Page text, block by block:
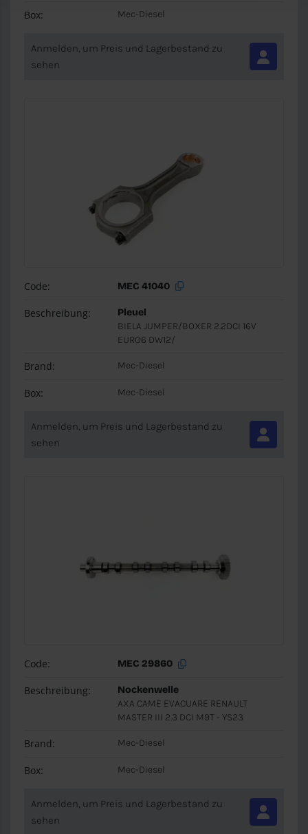
Box: Mec-Diesel
Anmelden, um Preis und Lagerbestand zu
sehen
Code: MEC 41040
Beschreibung:
Pleuel
BIELA JUMPER/BOXER 2.2DCI 16V
EURO6 DW12/
Brand: Mec-Diesel
Box: Mec-Diesel
Anmelden, um Preis und Lagerbestand zu
sehen
Code: MEC 29860
Beschreibung:
Nockenwelle
AXA CAME EVACUARE RENAULT
MASTER III 2.3 DCI M9T - YS23
Brand: Mec-Diesel
Box: Mec-Diesel
Anmelden, um Preis und Lagerbestand zu
sehen